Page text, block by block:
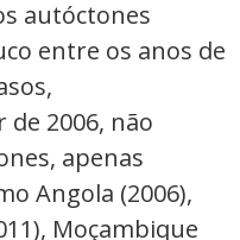
autóctones
entre os anos de
2006, não
apenas
Angola (2006),
Moçambique